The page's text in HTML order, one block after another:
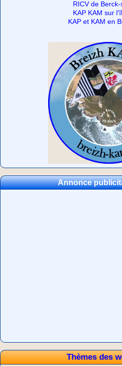
RICV de
KAP KAM sur
KAP et KAM en
Annonce
Thèmes des